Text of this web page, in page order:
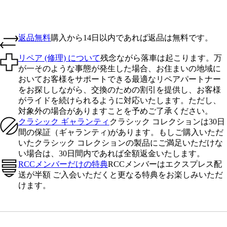
返品無料購入から14日以内であれば返品は無料です。
リペア (修理) について残念ながら落車は起こります。万
が一そのような事態が発生した場合、お住まいの地域に
おいてお客様をサポートできる最適なリペアパートナー
をお探ししながら、交換のための割引を提供し、お客様
がライドを続けられるように対応いたします。ただし、
対象外の場合がありますことを予めご了承ください。
クラシック ギャランティ クラシック コレクションは30日
間の保証（ギャランティ)があります。もしご購入いただ
いたクラシック コレクションの製品にご満足いただけな
い場合は、30日間内であれば全額返金いたします。
RCCメンバーだけの特典RCCメンバーはエクスプレス配
送が半額 ご入会いただくと更なる特典をお楽しみいただ
けます。